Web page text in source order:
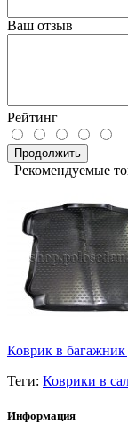
Ваш отзыв
Рейтинг
Продолжить
Рекомендуемые
Коврик в багажник
Теги: Коврики в
Информация